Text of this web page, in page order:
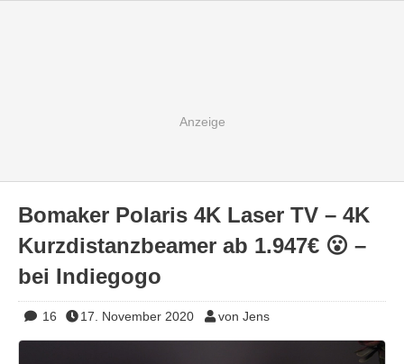
Bomaker Polaris 4K Laser TV – 4K
Kurzdistanzbeamer ab 1.947€ 😮 –
bei Indiegogo
16 17. November 2020 von Jens